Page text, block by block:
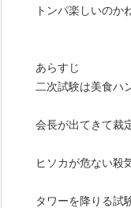
トンパ楽しいのか
あらすじ
二次試験は美食ハ
会長が出てきて裁
ヒソカが危ない殺
タワーを降りる試